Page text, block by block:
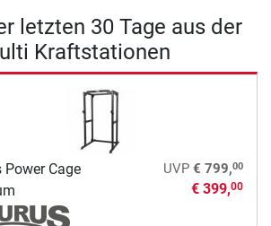
letzten 30 Tage aus der
Kraftstationen
Power Cage
UVP € 799,00
€ 399,00